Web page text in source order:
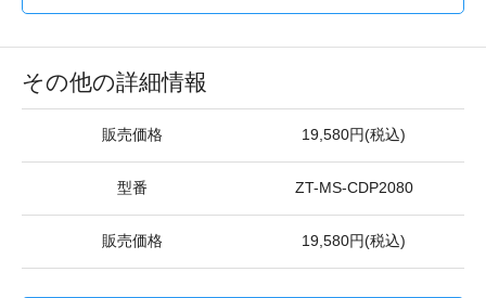
その他の詳細情報
販売価格 19,580円(税込)
型番 ZT-MS-CDP2080
販売価格 19,580円(税込)